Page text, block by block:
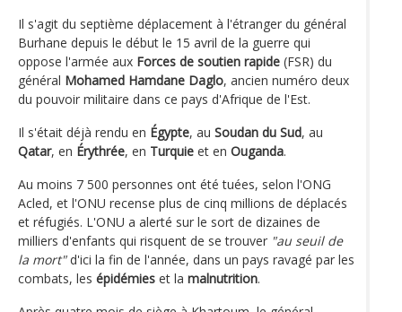
Il s'agit du septième déplacement à l'étranger du général
Burhane depuis le début le 15 avril de la guerre qui
oppose l'armée aux Forces de soutien rapide (FSR) du
général Mohamed Hamdane Daglo, ancien numéro deux
du pouvoir militaire dans ce pays d'Afrique de l'Est.
Il s'était déjà rendu en Égypte, au Soudan du Sud, au
Qatar, en Érythrée, en Turquie et en Ouganda.
Au moins 7 500 personnes ont été tuées, selon l'ONG
Acled, et l'ONU recense plus de cinq millions de déplacés
et réfugiés. L'ONU a alerté sur le sort de dizaines de
milliers d'enfants qui risquent de se trouver "au seuil de
la mort"d'ici la fin de l'année, dans un pays ravagé par les
combats, les épidémies et la malnutrition.